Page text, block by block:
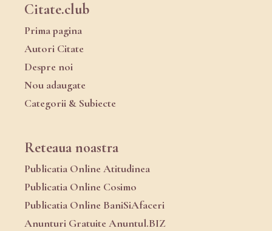
Citate.club
Prima pagina
Autori Citate
Despre noi
Nou adaugate
Categorii & Subiecte
Reteaua noastra
Publicatia Online Atitudinea
Publicatia Online Cosimo
Publicatia Online BaniSiAfaceri
Anunturi Gratuite Anuntul.BIZ